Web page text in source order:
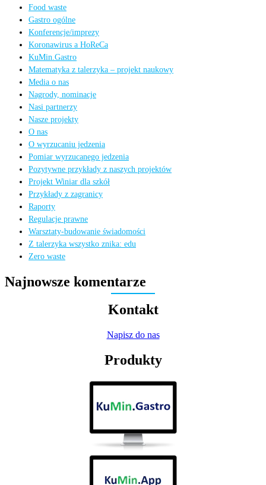
Food waste
Gastro ogólne
Konferencje/imprezy
Koronawirus a HoReCa
KuMin.Gastro
Matematyka z talerzyka – projekt naukowy
Media o nas
Nagrody, nominacje
Nasi partnerzy
Nasze projekty
O nas
O wyrzucaniu jedzenia
Pomiar wyrzucanego jedzenia
Pozytywne przykłady z naszych projektów
Projekt Winiar dla szkół
Przykłady z zagranicy
Raporty
Regulacje prawne
Warsztaty-budowanie świadomości
Z talerzyka wszystko znika: edu
Zero waste
Najnowsze komentarze
Kontakt
Napisz do nas
Produkty